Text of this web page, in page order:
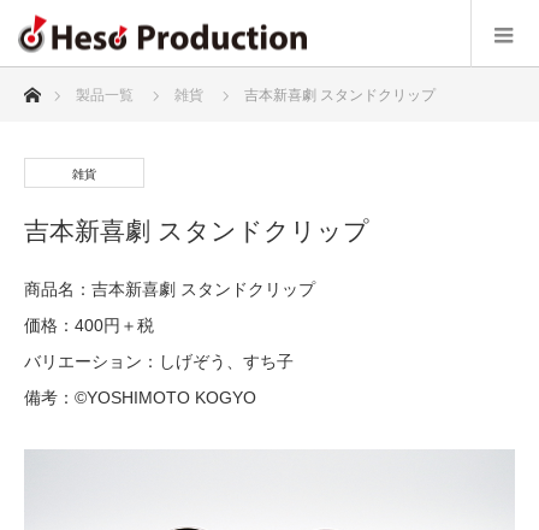
ホーム製品一覧 雑貨 吉本新喜劇 スタンドクリップ
雑貨
吉本新喜劇 スタンドクリップ
商品名：吉本新喜劇 スタンドクリップ
価格：400円＋税
バリエーション：しげぞう、すち子
備考：©YOSHIMOTO KOGYO